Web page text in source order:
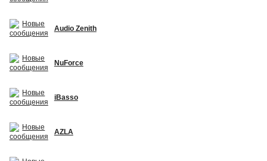
Audio Zenith
NuForce
iBasso
AZLA